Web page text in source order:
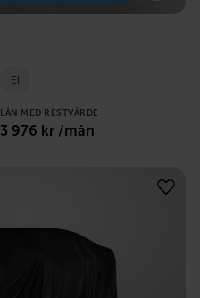
El
LÅN MED RESTVÄRDE
3 976 kr /mån